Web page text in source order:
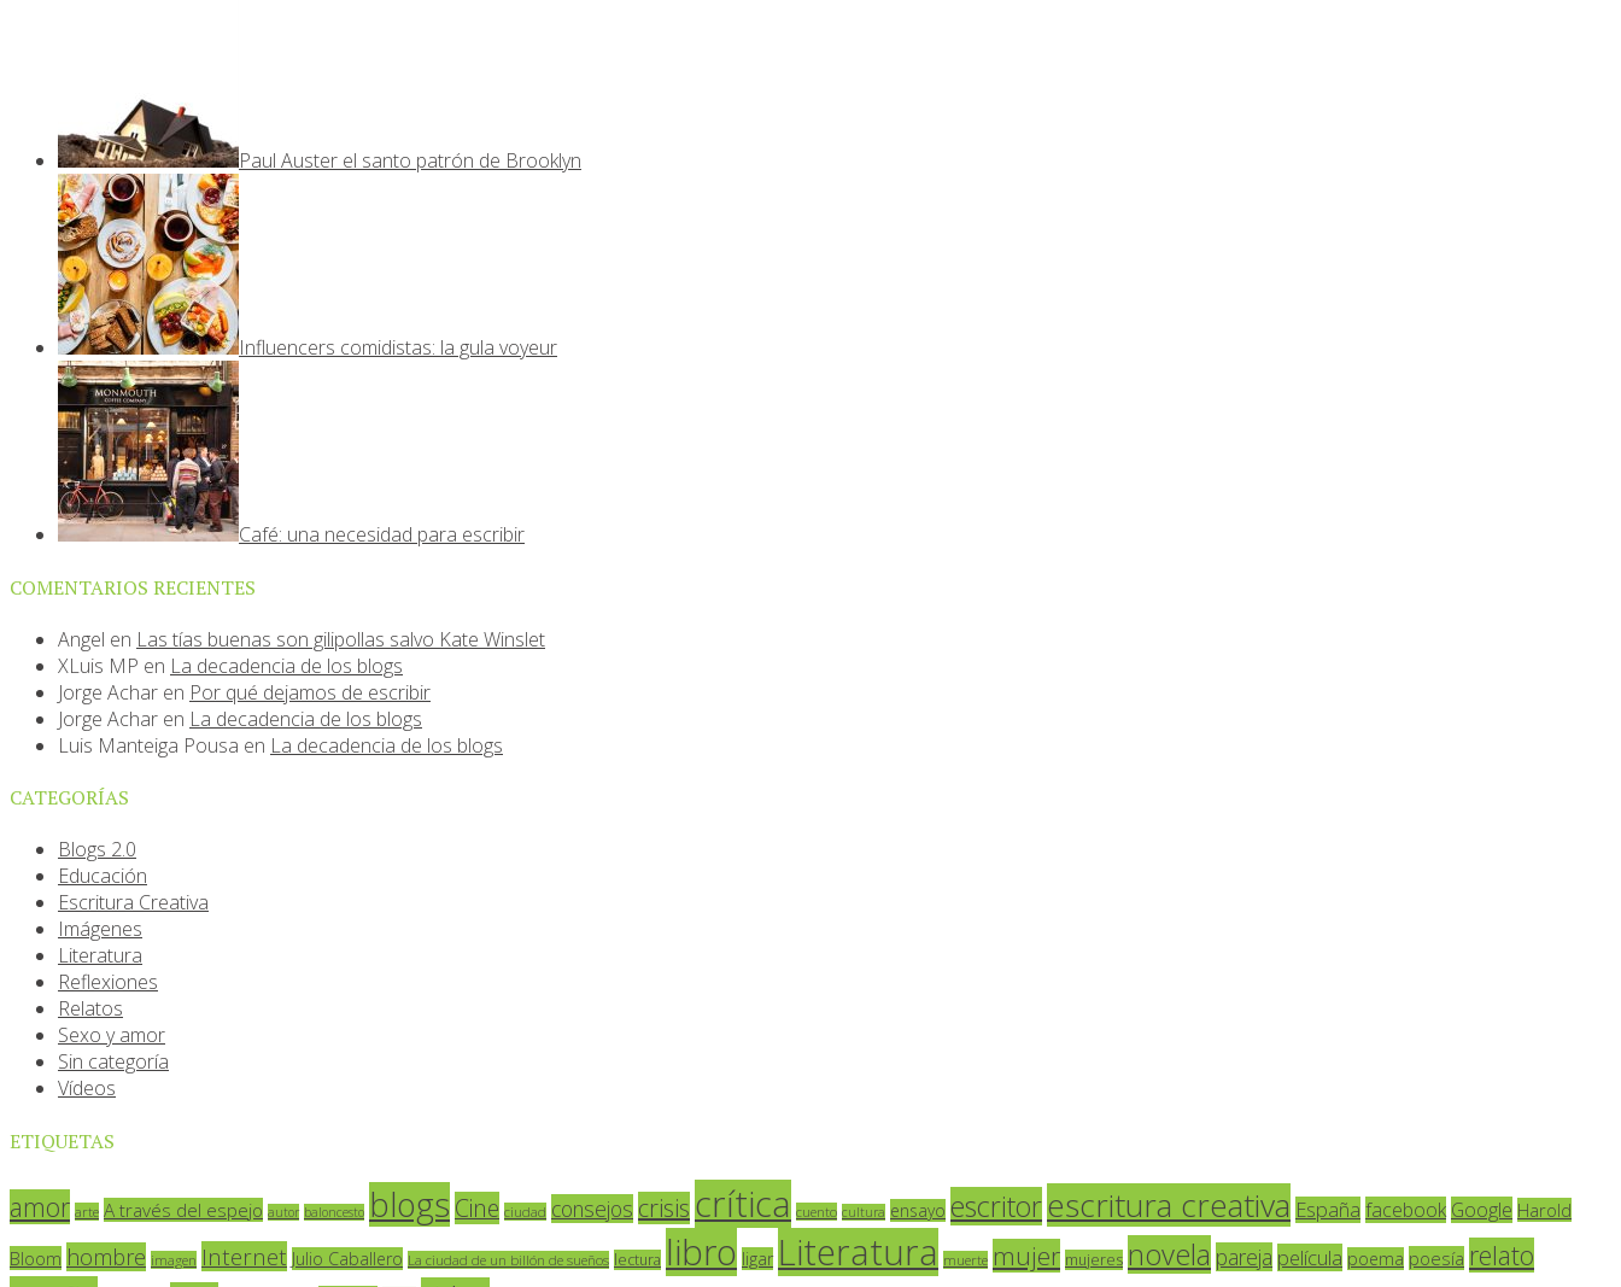
Paul Auster el santo patrón de Brooklyn
Influencers comidistas: la gula voyeur
Café: una necesidad para escribir
COMENTARIOS RECIENTES
Angel en Las tías buenas son gilipollas salvo Kate Winslet
XLuis MP en La decadencia de los blogs
Jorge Achar en Por qué dejamos de escribir
Jorge Achar en La decadencia de los blogs
Luis Manteiga Pousa en La decadencia de los blogs
CATEGORÍAS
Blogs 2.0
Educación
Escritura Creativa
Imágenes
Literatura
Reflexiones
Relatos
Sexo y amor
Sin categoría
Vídeos
ETIQUETAS
amor arte A través del espejo autor baloncesto blogs Cine ciudad consejos crisis crítica cuento cultura ensayo escritorescritura creativa España facebook Google Harold
Bloom hombre imagen Internet Julio Caballero La ciudad de un billón de sueños lectura libro ligar Literatura muerte mujer mujeres novela pareja película poema poesía relato